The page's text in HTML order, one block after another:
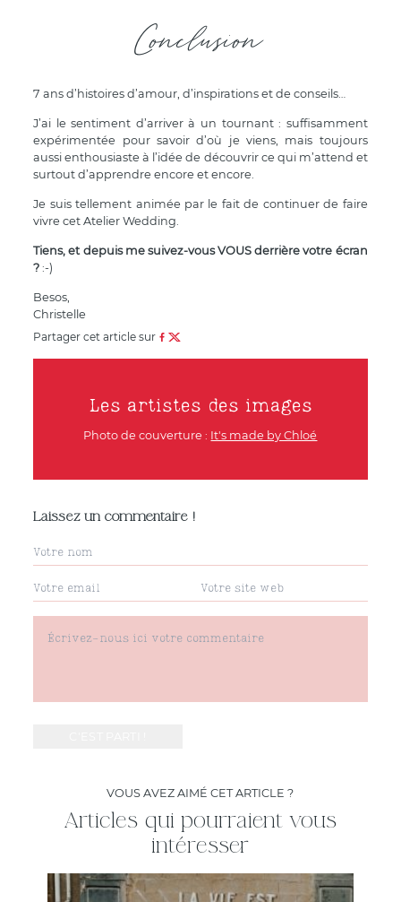
Conclusion
7 ans d’histoires d’amour, d’inspirations et de conseils…
J’ai le sentiment d’arriver à un tournant : suffisamment
expérimentée pour savoir d’où je viens, mais toujours
aussi enthousiaste à l’idée de découvrir ce qui m’attend et
surtout d’apprendre encore et encore.
Je suis tellement animée par le fait de continuer de faire
vivre cet Atelier Wedding.
Tiens, et depuis me suivez-vous VOUS derrière votre écran
?:-)
Besos,
Christelle
Partager cet article sur
Les artistes des images
Photo de couverture : It's made by Chloé
Laissez un commentaire !
VOUS AVEZ AIMÉ CET ARTICLE ?
Articles qui pourraient vous
intéresser